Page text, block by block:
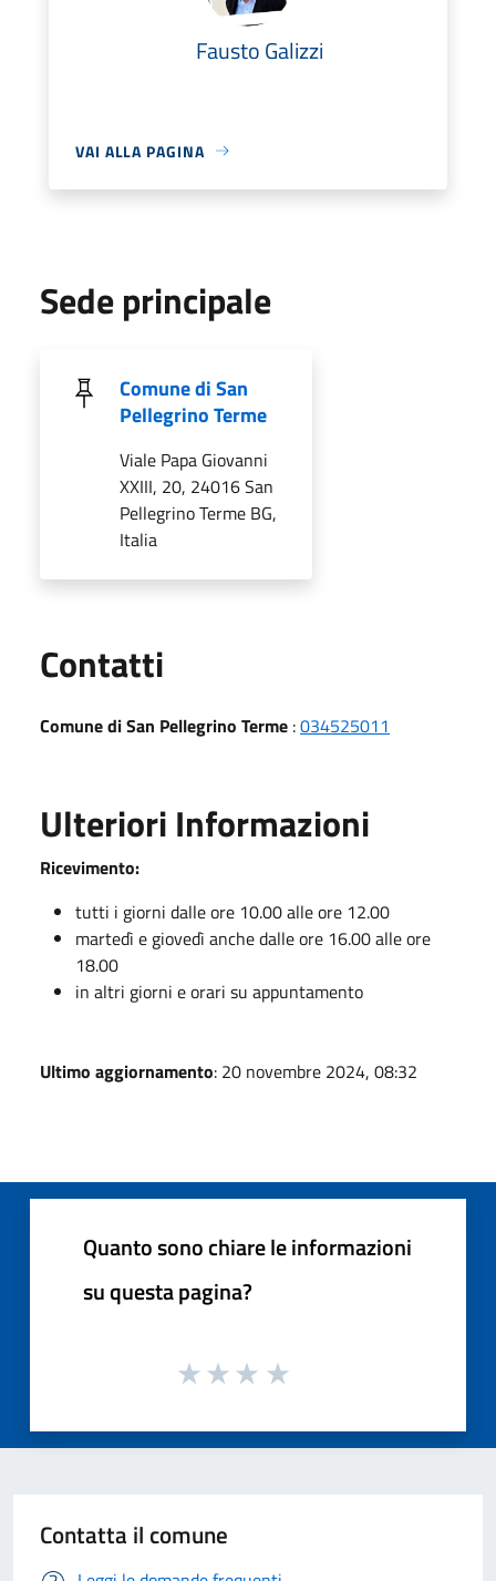
Fausto Galizzi
VAI ALLA PAGINA
Sede principale
Comune di San
Pellegrino Terme
Viale Papa Giovanni
XXIII, 20, 24016 San
Pellegrino Terme BG,
Italia
Contatti
Comune di San Pellegrino Terme :034525011
Ulteriori Informazioni
Ricevimento:
tutti i giorni dalle ore 10.00 alle ore 12.00
martedì e giovedì anche dalle ore 16.00 alle ore
18.00
in altri giorni e orari su appuntamento
Ultimo aggiornamento: 20 novembre 2024, 08:32
Quanto sono chiare le informazioni
su questa pagina?
Contatta il comune